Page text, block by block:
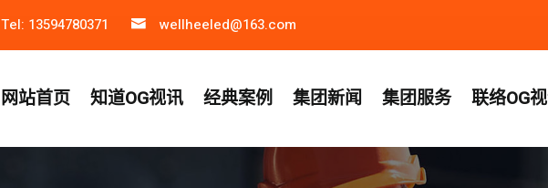
Tel: 13594780371 wellheeled@163.com
网站首页 知道OG视讯 经典案例 集团新闻 集团服务 联络OG